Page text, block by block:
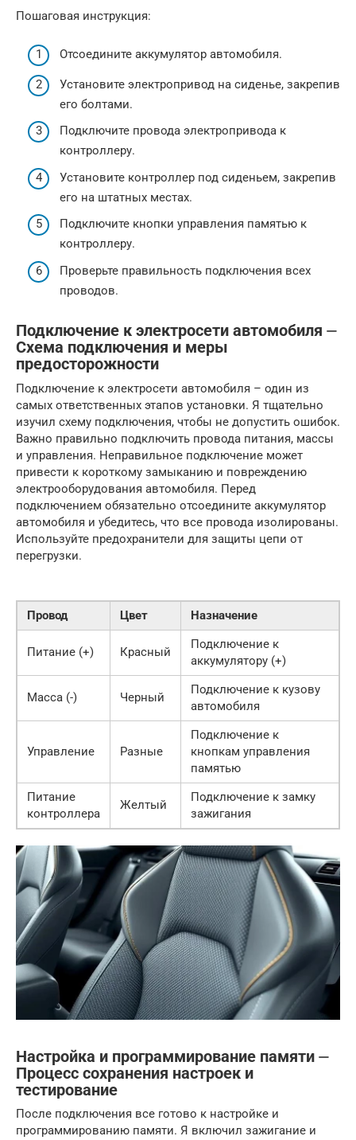
Пошаговая инструкция:
Отсоедините аккумулятор автомобиля.
Установите электропривод на сиденье, закрепив
его болтами.
Подключите провода электропривода к
контроллеру.
Установите контроллер под сиденьем, закрепив
его на штатных местах.
Подключите кнопки управления памятью к
контроллеру.
Проверьте правильность подключения всех
проводов.
Подключение к электросети автомобиля ⏤
Схема подключения и меры
предосторожности
Подключение к электросети автомобиля – один из
самых ответственных этапов установки. Я тщательно
изучил схему подключения, чтобы не допустить ошибок.
Важно правильно подключить провода питания, массы
и управления. Неправильное подключение может
привести к короткому замыканию и повреждению
электрооборудования автомобиля. Перед
подключением обязательно отсоедините аккумулятор
автомобиля и убедитесь, что все провода изолированы.
Используйте предохранители для защиты цепи от
перегрузки.
Провод Цвет Назначение
Питание (+) Красный
Подключение к
аккумулятору (+)
Масса (-) Черный
Подключение к кузову
автомобиля
Управление Разные
Подключение к
кнопкам управления
памятью
Питание
контроллера
Желтый
Подключение к замку
зажигания
Настройка и программирование памяти ⏤
Процесс сохранения настроек и
тестирование
После подключения все готово к настройке и
программированию памяти. Я включил зажигание и